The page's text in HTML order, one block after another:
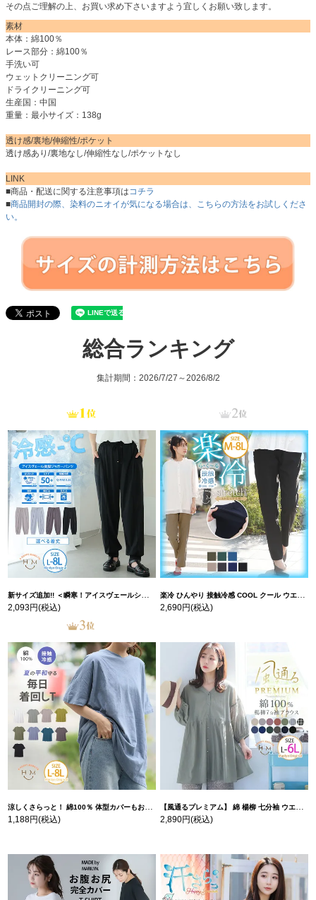
その点ご理解の上、お買い求め下さいますよう宜しくお願い致します。
素材
本体：綿100％
レース部分：綿100％
手洗い可
ウェットクリーニング可
ドライクリーニング可
生産国：中国
重量：最小サイズ：138g
透け感/裏地/伸縮性/ポケット
透け感あり/裏地なし/伸縮性なし/ポケットなし
LINK
■商品・配送に関する注意事項はコチラ
■商品開封の際、染料のニオイが気になる場合は、こちらの方法をお試しくださ
い。
総合ランキング
集計期間：2026/7/27～2026/8/2
新サイズ追加!! ＜瞬寒！アイスヴェールシリーズ＞ 美脚 ジョガーパンツ 【ウェストゴム】 【ストレッチ】 | 大きいサイズの通販ならハッピーマリリン
2,093円(税込)
楽冷 ひんやり 接触冷感 COOL クール ウエストゴム 楽ちん ストレッチ 美脚 レギパン 【ストレッチ】 | 大きいサイズの通販ならハッピーマリリン
2,690円(税込)
涼しくさらっと！ 綿100％ 体型カバーもお洒落も叶える 風合いコットン ゆるシルエット ドルマン | 大きいサイズの通販ならハッピーマリリン
1,188円(税込)
【風通るプレミアム】 綿 楊柳 七分袖 ウエストギャザー ブラウス | 大きいサイズの通販ならハッピーマリリン
2,890円(税込)